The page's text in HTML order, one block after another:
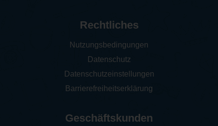
Rechtliches
Nutzungsbedingungen
Datenschutz
Datenschutzeinstellungen
Barrierefreiheitserklärung
Geschäftskunden